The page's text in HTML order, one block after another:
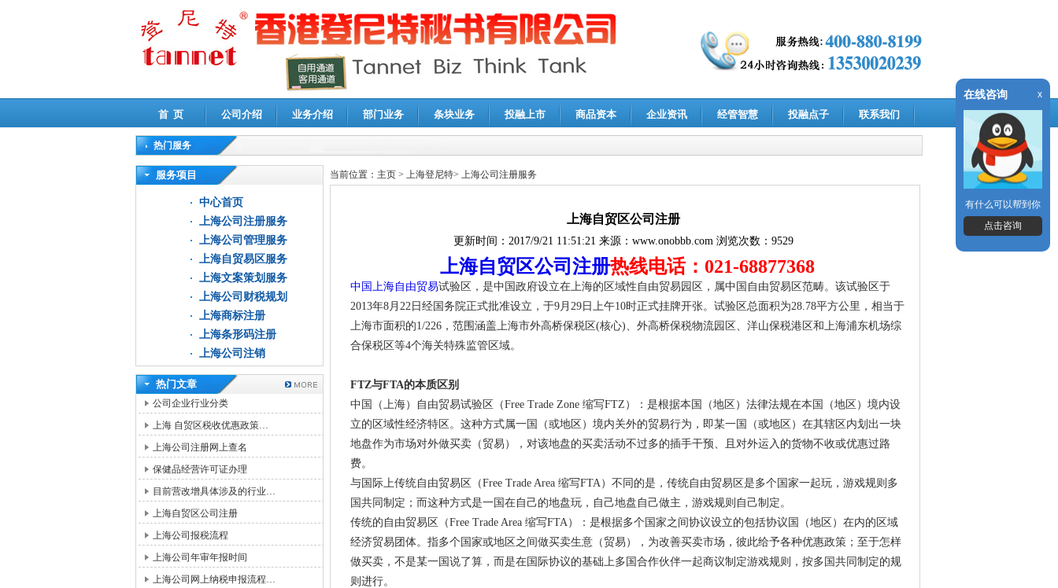
首 页 公司介绍 业务介绍 部门业务 条块业务 投融上市 商品资本 企业资讯 经管智慧 投融点子 联系我们
热门服务
高新技术企业认定审计|企业所得税汇算清缴申报鉴证
服务项目
中心首页
上海公司注册服务
上海公司管理服务
上海自贸易区服务
上海文案策划服务
上海公司财税规划
上海商标注册
上海条形码注册
上海公司注销
热门文章
公司企业行业分类
上海 自贸区税收优惠政策…
上海公司注册网上查名
保健品经营许可证办理
目前营改增具体涉及的行业…
上海自贸区公司注册
上海公司报税流程
上海公司年审年报时间
上海公司网上纳税申报流程…
当前位置： 主页 > 上海登尼特> 上海公司注册服务
上海自贸区公司注册
更新时间： 2017/9/21 11:51:21 来源： www.onobbb.com浏览次数：9529
上海自贸区公司注册热线电话：021-68877368
中国上海自由贸易试验区，是中国政府设立在上海的区域性自由贸易园区，属中国自由贸易区范畴。该试验区于
2013年8月22日经国务院正式批准设立，于9月29日上午10时正式挂牌开张。试验区总面积为28.78平方公里，相当于
上海市面积的1/226，范围涵盖上海市外高桥保税区(核心)、外高桥保税物流园区、洋山保税港区和上海浦东机场综
合保税区等4个海关特殊监管区域。
FTZ与FTA的本质区别
中国（上海）自由贸易试验区（Free Trade Zone 缩写FTZ）：是根据本国（地区）法律法规在本国（地区）境内设
立的区域性经济特区。这种方式属一国（或地区）境内关外的贸易行为，即某一国（或地区）在其辖区内划出一块
地盘作为市场对外做买卖（贸易），对该地盘的买卖活动不过多的插手干预、且对外运入的货物不收或优惠过路
费。
与国际上传统自由贸易区（Free Trade Area 缩写FTA）不同的是，传统自由贸易区是多个国家一起玩，游戏规则多
国共同制定；而这种方式是一国在自己的地盘玩，自己地盘自己做主，游戏规则自己制定。
传统的自由贸易区（Free Trade Area 缩写FTA）：是根据多个国家之间协议设立的包括协议国（地区）在内的区域
经济贸易团体。指多个国家或地区之间做买卖生意（贸易），为改善买卖市场，彼此给予各种优惠政策；至于怎样
做买卖，不是某一国说了算，而是在国际协议的基础上多国合作伙伴一起商议制定游戏规则，按多国共同制定的规
则进行。
在线咨询 x
有什么可以帮到你
点击咨询